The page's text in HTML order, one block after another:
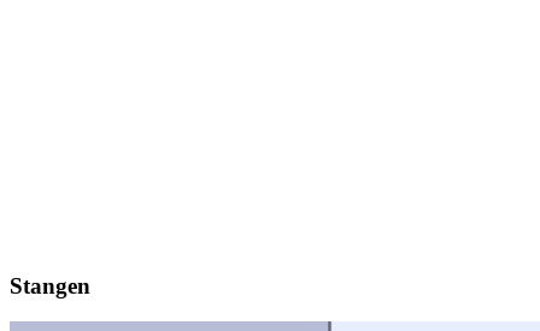
Stangen